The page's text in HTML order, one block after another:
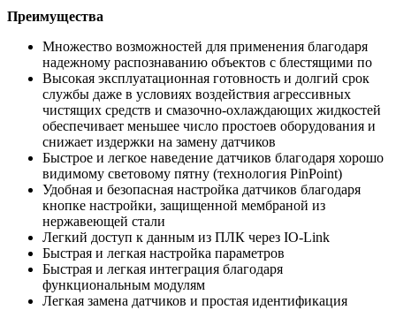
Преимущества
Множество возможностей для применения благодаря
надежному распознаванию объектов с блестящими по
Высокая эксплуатационная готовность и долгий срок
службы даже в условиях воздействия агрессивных
чистящих средств и смазочно-охлаждающих жидкостей
обеспечивает меньшее число простоев оборудования и
снижает издержки на замену датчиков
Быстрое и легкое наведение датчиков благодаря хорошо
видимому световому пятну (технология PinPoint)
Удобная и безопасная настройка датчиков благодаря
кнопке настройки, защищенной мембраной из
нержавеющей стали
Легкий доступ к данным из ПЛК через IO-Link
Быстрая и легкая настройка параметров
Быстрая и легкая интеграция благодаря
функциональным модулям
Легкая замена датчиков и простая идентификация